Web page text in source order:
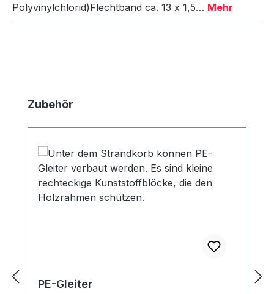
Polyvinylchlorid)Flechtband ca. 13 x 1,5… Mehr
Produktgalerie überspringen
Zubehör
PE-Gleiter